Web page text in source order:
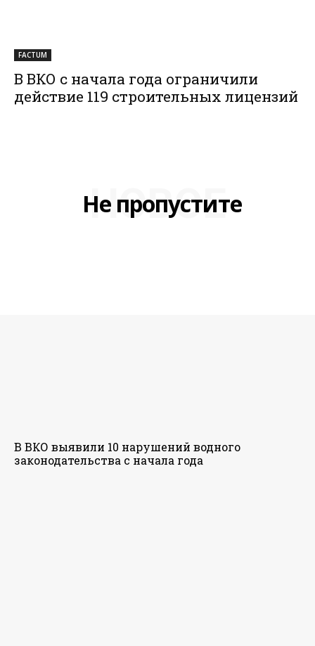
FACTUM
В ВКО с начала года ограничили
действие 119 строительных лицензий
Не пропустите
НОВОЕ
В ВКО выявили 10 нарушений водного
законодательства с начала года